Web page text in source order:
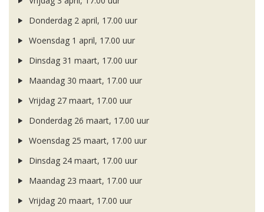
Donderdag 2 april, 17.00 uur
Woensdag 1 april, 17.00 uur
Dinsdag 31 maart, 17.00 uur
Maandag 30 maart, 17.00 uur
Vrijdag 27 maart, 17.00 uur
Donderdag 26 maart, 17.00 uur
Woensdag 25 maart, 17.00 uur
Dinsdag 24 maart, 17.00 uur
Maandag 23 maart, 17.00 uur
Vrijdag 20 maart, 17.00 uur